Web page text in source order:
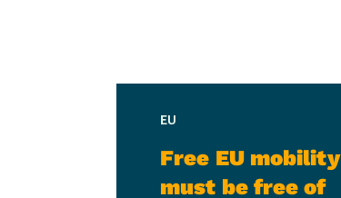
EU
Free EU mobility
must be free of